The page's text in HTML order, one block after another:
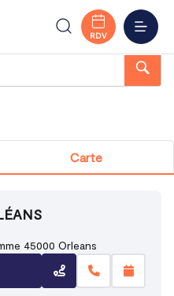
MENU
RDV
Centre-Val de Loire
Carte
45000 Orleans